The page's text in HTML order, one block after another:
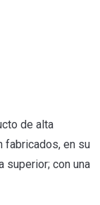
de alta
fabricados, en su
superior; con una